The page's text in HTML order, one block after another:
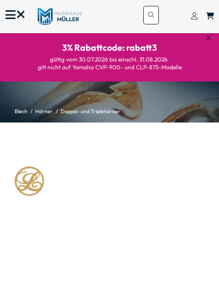
3% Rabattcode: rabatt3
gültig vom 30.07.2026 bis einschl. 31.08.2026
gilt nicht auf Yamaha CVP-900- und CLP-875-Modelle
Blech Hörner Doppel- und Triplehörner